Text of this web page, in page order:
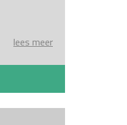
lees meer